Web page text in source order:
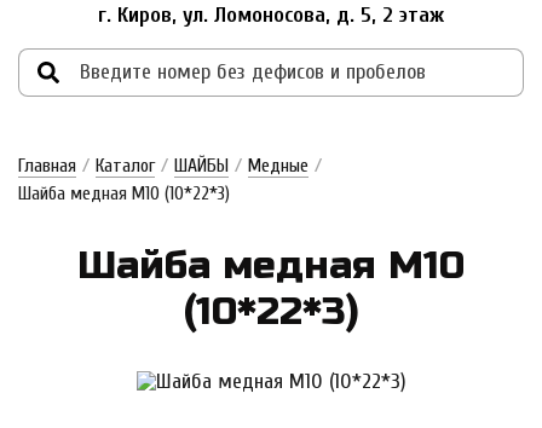
г. Киров, ул. Ломоносова, д. 5, 2 этаж
Главная / Каталог / ШАЙБЫ / Медные /
Шайба медная М10 (10*22*3)
Шай­ба мед­ная М10
(10*22*3)